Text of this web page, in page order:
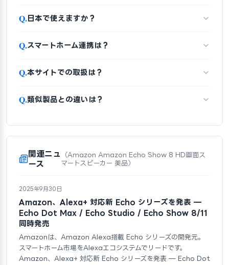
Q.日本で使えますか？
Q.スマートホーム連携は？
Q.本サイトでの取扱は？
Q.類似製品との違いは？
関連ニュ
ース
（Amazon Amazon Echo Show 8 HD画面ス
マートスピーカー 美品）
2025年9月30日
Amazon、Alexa+ 対応新 Echo シリーズを発表 —
Echo Dot Max / Echo Studio / Echo Show 8/11
同時発売
Amazonは、Amazon Alexa搭載 Echo シリーズの開発元。
スマートホーム市場をAlexaエコシステムでリードです。
Amazon、Alexa+ 対応新 Echo シリーズを発表 — Echo Dot